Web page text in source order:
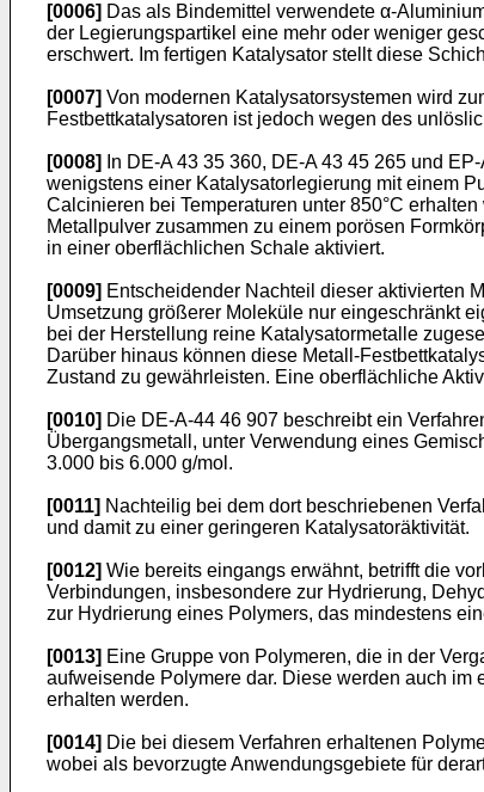
[0006] Das als Bindemittel verwendete α-
der Legierungspartikel eine mehr oder weniger
erschwert. Im fertigen Katalysator stellt diese
[0007] Von modernen Katalysatorsystemen wird
Festbettkatalysatoren ist jedoch wegen des
[0008]
In DE-A 43 35 360, DE-A 43 45 265 und
wenigstens einer Katalysatorlegierung mit einem
Calcinieren bei Temperaturen unter 850°C
Metallpulver zusammen zu einem porösen
in einer oberflächlichen Schale aktiviert.
[0009] Entscheidender Nachteil dieser aktivierten
Umsetzung größerer Moleküle nur eingeschränkt
bei der Herstellung reine Katalysatormetalle
Darüber hinaus können diese Metall-
Zustand zu gewährleisten. Eine oberflächliche
[0010] Die DE-A-44 46 907 beschreibt ein
Übergangsmetall, unter Verwendung eines
3.000 bis 6.000 g/mol.
[0011] Nachteilig bei dem dort beschriebenen
und damit zu einer geringeren Katalysatoräktivität.
[0012] Wie bereits eingangs erwähnt, betrifft die
Verbindungen, insbesondere zur Hydrierung,
zur Hydrierung eines Polymers, das mindestens
[0013] Eine Gruppe von Polymeren, die in der
aufweisende Polymere dar. Diese werden auch
erhalten werden.
[0014] Die bei diesem Verfahren erhaltenen
wobei als bevorzugte Anwendungsgebiete für